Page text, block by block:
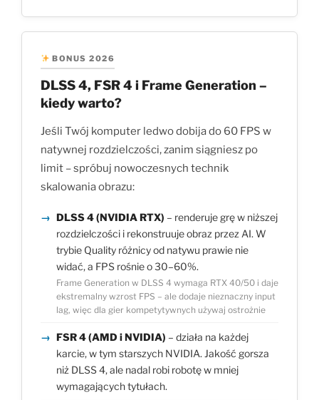
BONUS 2026
DLSS 4, FSR 4 i Frame Generation –
kiedy warto?
Jeśli Twój komputer ledwo dobija do 60 FPS w
natywnej rozdzielczości, zanim siągniesz po
limit – spróbuj nowoczesnych technik
skalowania obrazu:
DLSS 4 (NVIDIA RTX) – renderuje grę w niższej
rozdzielczości i rekonstruuje obraz przez AI. W
trybie Quality różnicy od natywu prawie nie
widać, a FPS rośnie o 30–60%.
Frame Generation w DLSS 4 wymaga RTX 40/50 i daje
ekstremalny wzrost FPS – ale dodaje nieznaczny input
lag, więc dla gier kompetytywnych używaj ostrożnie
FSR 4 (AMD i NVIDIA) – działa na każdej
karcie, w tym starszych NVIDIA. Jakość gorsza
niż DLSS 4, ale nadal robi robotę w mniej
wymagających tytułach.